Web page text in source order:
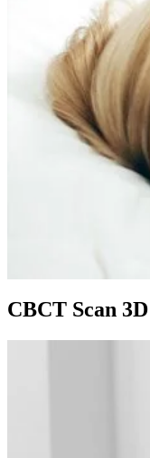
CBCT Scan 3D